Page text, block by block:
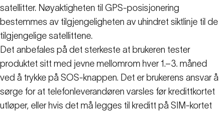
satellitter. Nøyaktigheten til GPS-posisjonering
bestemmes av tilgjengeligheten av uhindret siktlinje til de
tilgjengelige satellittene.
Det anbefales på det sterkeste at brukeren tester
produktet sitt med jevne mellomrom hver 1.–3. måned
ved å trykke på SOS-knappen. Det er brukerens ansvar å
sørge for at telefonleverandøren varsles før kredittkortet
utløper, eller hvis det må legges til kreditt på SIM-kortet